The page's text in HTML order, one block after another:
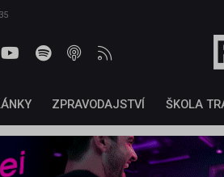
ZPRAVODAJSTVÍ ŠKOLA